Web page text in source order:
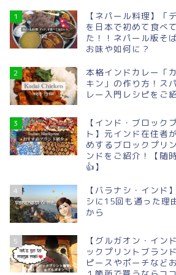
1
【ネパール料理】「
を日本で初めて食べ
た！！ネパール版そ
お味や如何に？
2
本格インドカレー「
キン」の作り方！ス
レー入門レシピをご
3
【インド・ブロック
ト】元インド在住者
めするブロックプリ
ンドをご紹介！【随
👍】
4
【バラナシ・インド
シに15回も通った理
から
5
【グルガオン・イン
ックプリントブラン
ピースやポーチなど